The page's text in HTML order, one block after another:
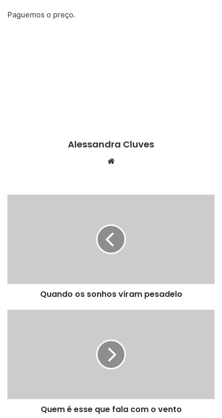
Paguemos o preço.
Alessandra Cluves
Quando os sonhos viram pesadelo
Quem é esse que fala com o vento